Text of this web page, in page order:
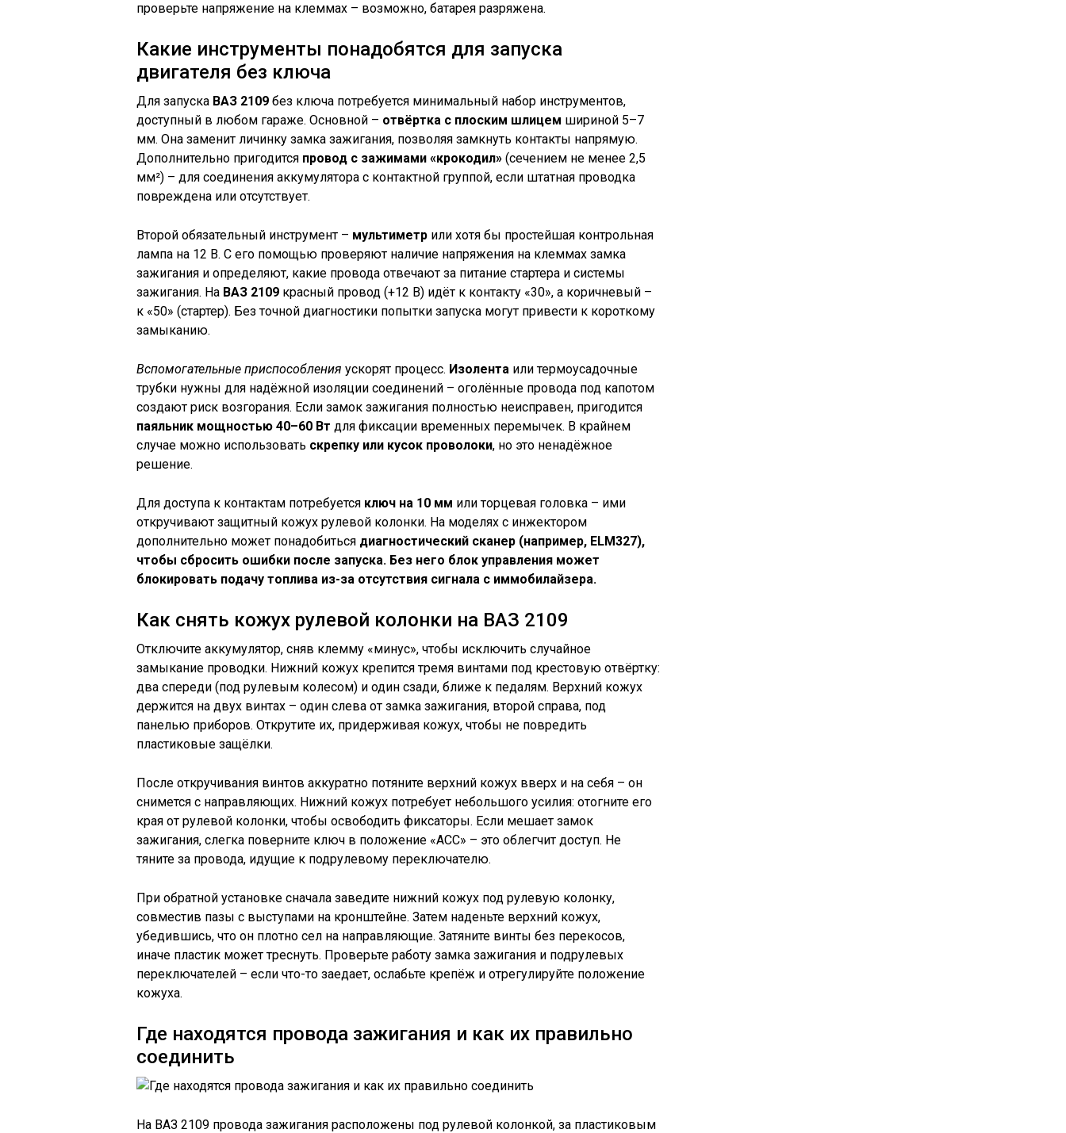
проверьте напряжение на клеммах – возможно, батарея разряжена.
Какие инструменты понадобятся для запуска
двигателя без ключа
Для запуска ВАЗ 2109 без ключа потребуется минимальный набор инструментов,
доступный в любом гараже. Основной – отвёртка с плоским шлицем шириной 5–7
мм. Она заменит личинку замка зажигания, позволяя замкнуть контакты напрямую.
Дополнительно пригодится провод с зажимами «крокодил» (сечением не менее 2,5
мм²) – для соединения аккумулятора с контактной группой, если штатная проводка
повреждена или отсутствует.
Второй обязательный инструмент – мультиметр или хотя бы простейшая контрольная
лампа на 12 В. С его помощью проверяют наличие напряжения на клеммах замка
зажигания и определяют, какие провода отвечают за питание стартера и системы
зажигания. На ВАЗ 2109 красный провод (+12 В) идёт к контакту «30», а коричневый –
к «50» (стартер). Без точной диагностики попытки запуска могут привести к короткому
замыканию.
Вспомогательные приспособления ускорят процесс. Изолента или термоусадочные
трубки нужны для надёжной изоляции соединений – оголённые провода под капотом
создают риск возгорания. Если замок зажигания полностью неисправен, пригодится
паяльник мощностью 40–60 Вт для фиксации временных перемычек. В крайнем
случае можно использовать скрепку или кусок проволоки, но это ненадёжное
решение.
Для доступа к контактам потребуется ключ на 10 мм или торцевая головка – ими
откручивают защитный кожух рулевой колонки. На моделях с инжектором
дополнительно может понадобиться диагностический сканер (например, ELM327),
чтобы сбросить ошибки после запуска. Без него блок управления может
блокировать подачу топлива из-за отсутствия сигнала с иммобилайзера.
Как снять кожух рулевой колонки на ВАЗ 2109
Отключите аккумулятор, сняв клемму «минус», чтобы исключить случайное
замыкание проводки. Нижний кожух крепится тремя винтами под крестовую отвёртку:
два спереди (под рулевым колесом) и один сзади, ближе к педалям. Верхний кожух
держится на двух винтах – один слева от замка зажигания, второй справа, под
панелью приборов. Открутите их, придерживая кожух, чтобы не повредить
пластиковые защёлки.
После откручивания винтов аккуратно потяните верхний кожух вверх и на себя – он
снимется с направляющих. Нижний кожух потребует небольшого усилия: отогните его
края от рулевой колонки, чтобы освободить фиксаторы. Если мешает замок
зажигания, слегка поверните ключ в положение «ACC» – это облегчит доступ. Не
тяните за провода, идущие к подрулевому переключателю.
При обратной установке сначала заведите нижний кожух под рулевую колонку,
совместив пазы с выступами на кронштейне. Затем наденьте верхний кожух,
убедившись, что он плотно сел на направляющие. Затяните винты без перекосов,
иначе пластик может треснуть. Проверьте работу замка зажигания и подрулевых
переключателей – если что-то заедает, ослабьте крепёж и отрегулируйте положение
кожуха.
Где находятся провода зажигания и как их правильно
соединить
На ВАЗ 2109 провода зажигания расположены под рулевой колонкой, за пластиковым